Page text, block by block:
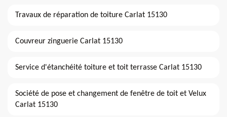
Travaux de réparation de toiture Carlat 15130
Couvreur zinguerie Carlat 15130
Service d'étanchéité toiture et toit terrasse Carlat 15130
Société de pose et changement de fenêtre de toit et Velux
Carlat 15130